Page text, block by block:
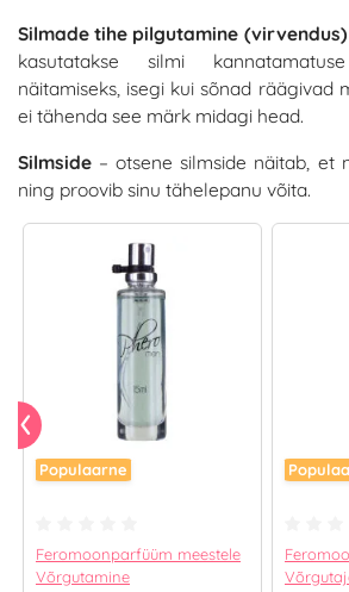
Silmade tihe pilgutamine (virvendus)
kasutatakse silmi
näitamiseks, isegi kui sõnad räägivad
ei tähenda see märk midagi head.
Silmside – otsene silmside näitab, et
ning proovib sinu tähelepanu võita.
Populaarne
Feromoonparfüüm meestele
Võrgutamine